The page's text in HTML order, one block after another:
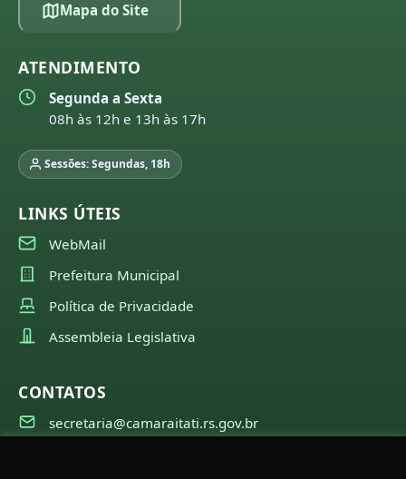
Mapa do Site
ATENDIMENTO
Segunda a Sexta
08h às 12h e 13h às 17h
Sessões: Segundas, 18h
LINKS ÚTEIS
WebMail
Prefeitura Municipal
Política de Privacidade
Assembleia Legislativa
CONTATOS
secretaria@camaraitati.rs.gov.br